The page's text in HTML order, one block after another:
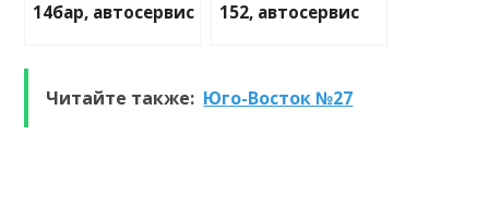
14бар, автосервис 152, автосервис
Читайте также: Юго-Восток №27